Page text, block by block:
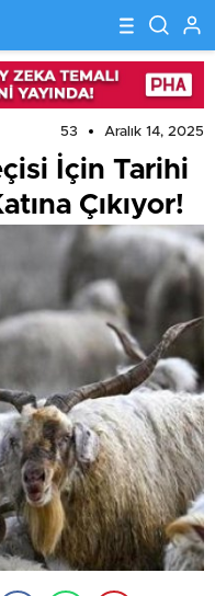
53 Aralık 14, 2025
İçin Tarihi
Çıkıyor!